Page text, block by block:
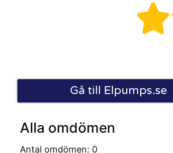

Gå till Elpumps.se
Alla omdömen
Antal omdömen: 0